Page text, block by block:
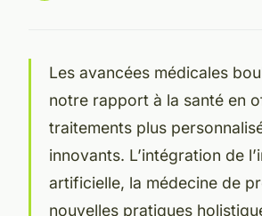
Les avancées médicales
notre rapport à la santé en
traitements plus
innovants. L’intégration de
artificielle, la médecine de
nouvelles pratiques